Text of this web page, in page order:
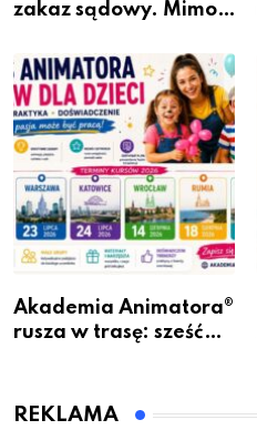
zakaz sądowy. Mimo
kierownicę w
Bolszewie i uderzył w
ogrodzenie
Akademia Animatora®
rusza w trasę: sześć
przed jesienią
REKLAMA